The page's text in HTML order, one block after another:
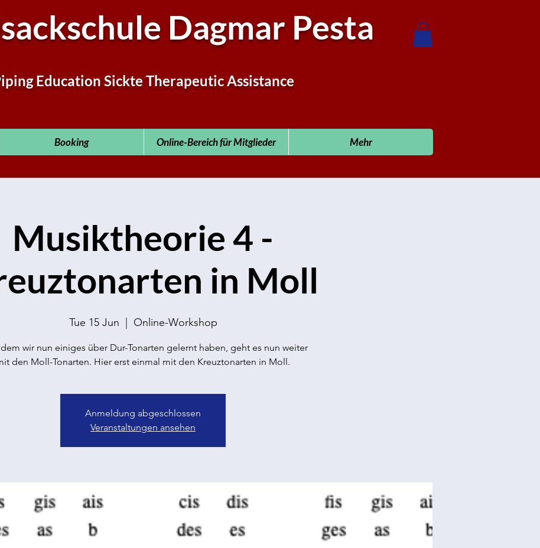
Dagmar Pesta
Education Sickte Therapeutic Assistance
Booking Online-Bereich für Mitglieder Mehr
Musiktheorie 4 -
in Moll
Tue 15 Jun Online-Workshop
wir nun einiges über Dur-Tonarten gelernt haben, geht es nun weiter
den Moll-Tonarten. Hier erst einmal mit den Kreuztonarten in Moll.
Anmeldung abgeschlossen
Veranstaltungen ansehen